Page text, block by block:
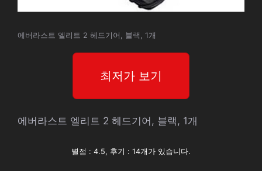
에버라스트 엘리트 2 헤드기어, 블랙, 1개
최저가 보기
에버라스트 엘리트 2 헤드기어, 블랙, 1개
별점 : 4.5, 후기 : 14개가 있습니다.